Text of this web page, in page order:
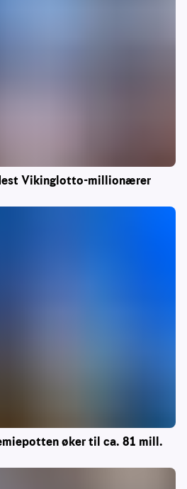
Vikinglotto-millionærer
øker til ca. 81 mill.